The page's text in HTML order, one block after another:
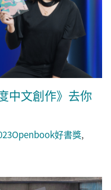
中文創作》去你
好書獎,